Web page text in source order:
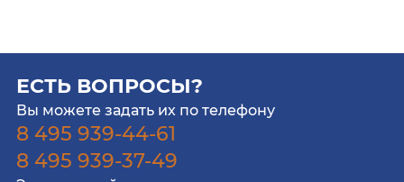
ЕСТЬ ВОПРОСЫ?
Вы можете задать их по телефону
8 495 939-44-61
8 495 939-37-49